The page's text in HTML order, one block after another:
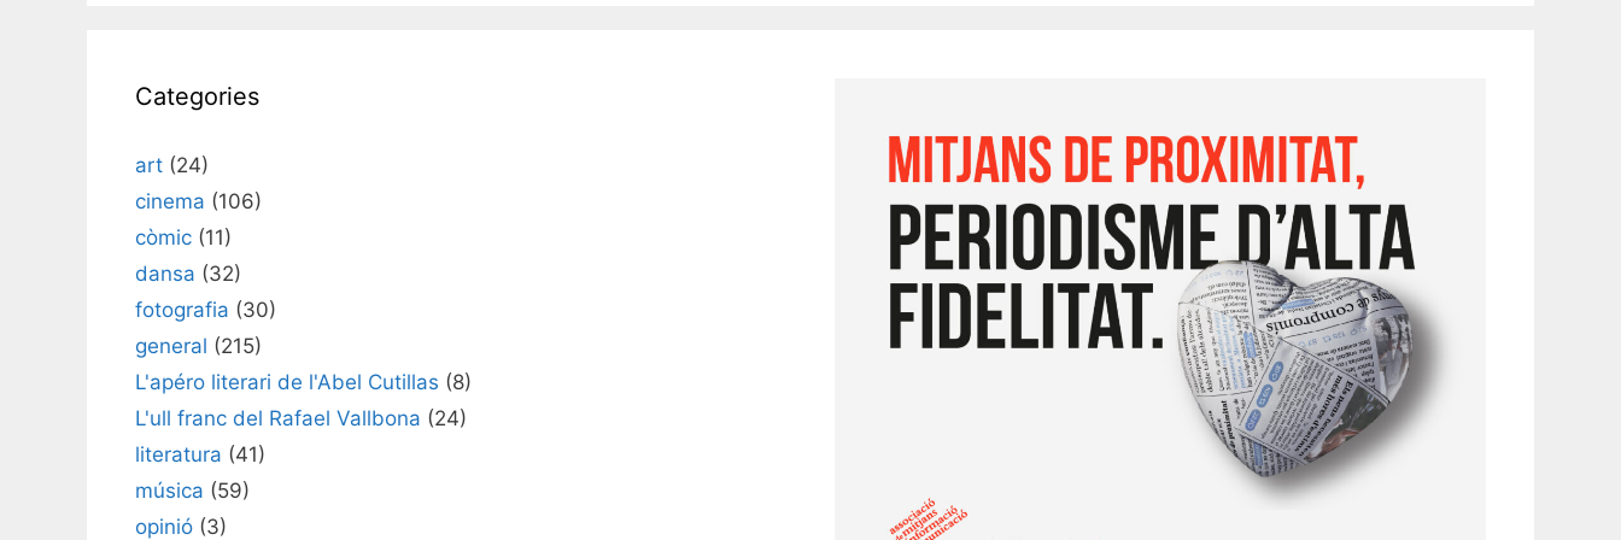
Categories
art (24)
cinema (106)
còmic (11)
dansa (32)
fotografia (30)
general (215)
L'apéro literari de l'Abel Cutillas (8)
L'ull franc del Rafael Vallbona (24)
literatura (41)
música (59)
opinió (3)